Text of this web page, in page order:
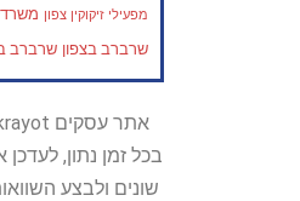
מפעילי זיקוקין צפון
שרברב בצפון שרברב
בכל זמן נתון,
שונים ולבצע